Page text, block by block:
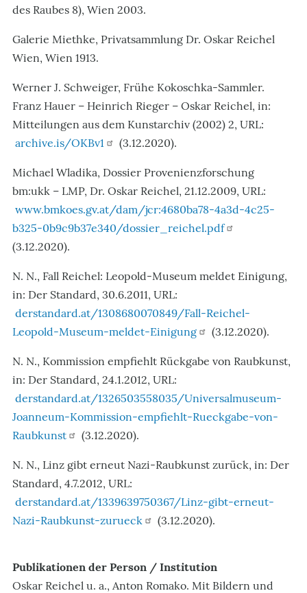
des Raubes 8), Wien 2003.
Galerie Miethke, Privatsammlung Dr. Oskar Reichel
Wien, Wien 1913.
Werner J. Schweiger, Frühe Kokoschka-Sammler.
Franz Hauer – Heinrich Rieger – Oskar Reichel, in:
Mitteilungen aus dem Kunstarchiv (2002) 2, URL:
archive.is/OKBv1
(3.12.2020).
Michael Wladika, Dossier Provenienzforschung
bm:ukk – LMP, Dr. Oskar Reichel, 21.12.2009, URL:
www.bmkoes.gv.at/dam/jcr:4680ba78-4a3d-4c25-
b325-0b9c9b37e340/dossier_reichel.pdf
(3.12.2020).
N. N., Fall Reichel: Leopold-Museum meldet Einigung,
in: Der Standard, 30.6.2011, URL:
derstandard.at/1308680070849/Fall-Reichel-
Leopold-Museum-meldet-Einigung
(3.12.2020).
N. N., Kommission empfiehlt Rückgabe von Raubkunst,
in: Der Standard, 24.1.2012, URL:
derstandard.at/1326503558035/Universalmuseum-
Joanneum-Kommission-empfiehlt-Rueckgabe-von-
Raubkunst
(3.12.2020).
N. N., Linz gibt erneut Nazi-Raubkunst zurück, in: Der
Standard, 4.7.2012, URL:
derstandard.at/1339639750367/Linz-gibt-erneut-
Nazi-Raubkunst-zurueck
(3.12.2020).
Publikationen der Person / Institution
Oskar Reichel u. a., Anton Romako. Mit Bildern und